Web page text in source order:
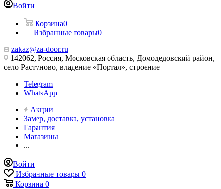
Войти
Корзина0
Избранные товары0
zakaz@za-door.ru
142062, Россия, Московская область, Домодедовский район,
село Растуново, владение «Портал», строение
Telegram
WhatsApp
Акции
Замер, доставка, установка
Гарантия
Магазины
...
Войти
Избранные товары 0
Корзина 0